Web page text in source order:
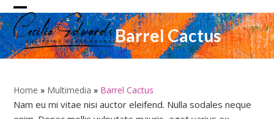
Skip
to
content
Open
mobile
menu
Close
mobile
menu
Barrel Cactus
Home » Multimedia » Barrel Cactus
Nam eu mi vitae nisi auctor eleifend. Nulla sodales neque